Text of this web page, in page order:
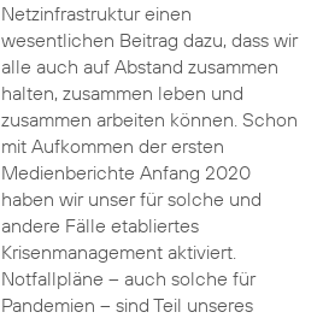
Netzinfrastruktur einen
wesentlichen Beitrag dazu, dass wir
alle auch auf Abstand zusammen
halten, zusammen leben und
zusammen arbeiten können. Schon
mit Aufkommen der ersten
Medienberichte Anfang 2020
haben wir unser für solche und
andere Fälle etabliertes
Krisenmanagement aktiviert.
Notfallpläne – auch solche für
Pandemien – sind Teil unseres